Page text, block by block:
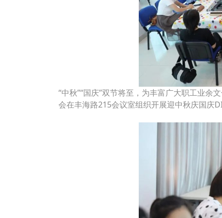
“中秋”“国庆”双节将至，为丰富广大职工业
会在丰海路215会议室组织开展迎中秋庆国庆